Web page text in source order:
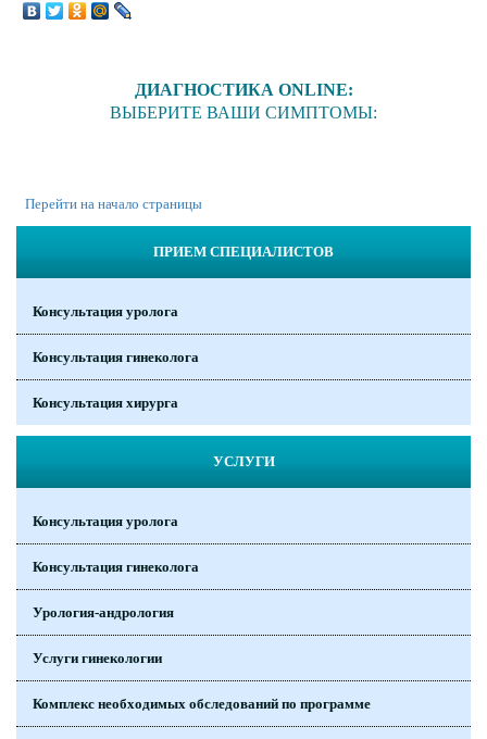
ДИАГНОСТИКА ONLINE:
ВЫБЕРИТЕ ВАШИ СИМПТОМЫ:
Перейти на начало страницы
ПРИЕМ СПЕЦИАЛИСТОВ
Консультация уролога
Консультация гинеколога
Консультация хирурга
УСЛУГИ
Консультация уролога
Консультация гинеколога
Урология-андрология
Услуги гинекологии
Комплекс необходимых обследований по программе